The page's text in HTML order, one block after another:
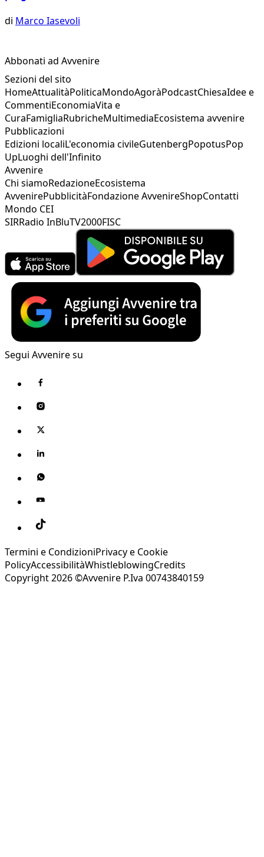
di Marco Iasevoli
Abbonati ad Avvenire
Sezioni del sito
HomeAttualitàPoliticaMondoAgoràPodcastChiesaIdee e
CommentiEconomiaVita e
CuraFamigliaRubricheMultimediaEcosistema avvenire
Pubblicazioni
Edizioni localiL'economia civileGutenbergPopotusPop
UpLuoghi dell'Infinito
Avvenire
Chi siamoRedazioneEcosistema
AvvenirePubblicitàFondazione AvvenireShopContatti
Mondo CEI
SIRRadio InBluTV2000FISC
Segui Avvenire su
Termini e CondizioniPrivacy e Cookie
PolicyAccessibilitàWhistleblowingCredits
Copyright 2026 ©Avvenire P.Iva 00743840159